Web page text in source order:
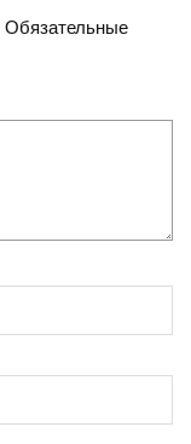
Обязательные